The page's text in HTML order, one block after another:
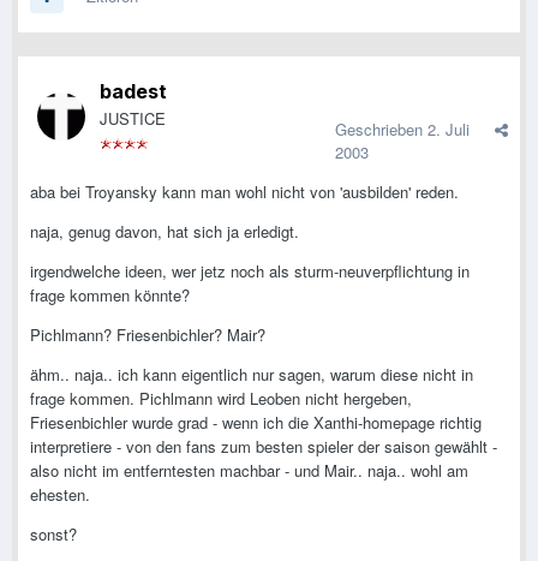
badest
JUSTICE Geschrieben 2. Juli
2003
aba bei Troyansky kann man wohl nicht von 'ausbilden' reden.
naja, genug davon, hat sich ja erledigt.
irgendwelche ideen, wer jetz noch als sturm-neuverpflichtung in
frage kommen könnte?
Pichlmann? Friesenbichler? Mair?
ähm.. naja.. ich kann eigentlich nur sagen, warum diese nicht in
frage kommen. Pichlmann wird Leoben nicht hergeben,
Friesenbichler wurde grad - wenn ich die Xanthi-homepage richtig
interpretiere - von den fans zum besten spieler der saison gewählt -
also nicht im entferntesten machbar - und Mair.. naja.. wohl am
ehesten.
sonst?